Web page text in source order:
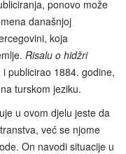
ponovo može
današnjoj
koja
Risalu o hidžri
publicirao 1884. godine,
turskom jeziku.
u ovom djelu jeste da
već se njome
On navodi situacije u